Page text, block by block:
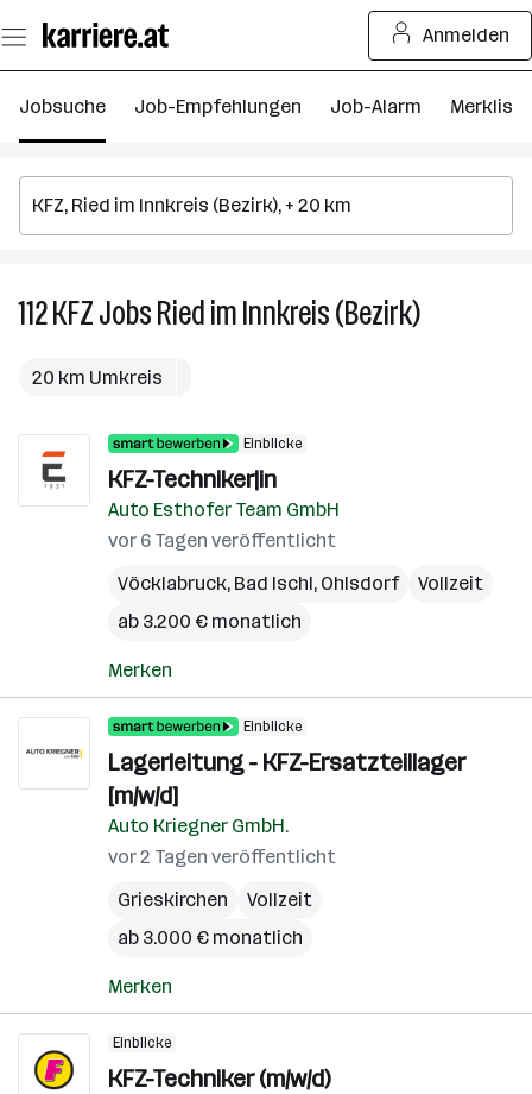
Seiteninhalt
springen
Anmelden
Jobsuche Job-Empfehlungen Job-Alarm Merkliste
112KFZJobsRied im Innkreis (Bezirk)112
20 km Umkreis
Einblicke
KFZ-Techniker|in
Auto Esthofer Team GmbH
vor 6 Tagen veröffentlicht
Vöcklabruck, Bad Ischl, Ohlsdorf
Vollzeit
ab 3.200 € monatlich
Merken
Einblicke
Lagerleitung - KFZ-Ersatzteillager
[m/w/d]
Auto Kriegner GmbH.
vor 2 Tagen veröffentlicht
Grieskirchen
Vollzeit
ab 3.000 € monatlich
Merken
Einblicke
KFZ-Techniker (m/w/d)